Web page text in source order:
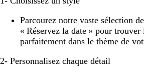
Parcourez notre vaste sélection
« Réservez la date » pour
parfaitement dans le thème de
2- Personnalisez chaque détail